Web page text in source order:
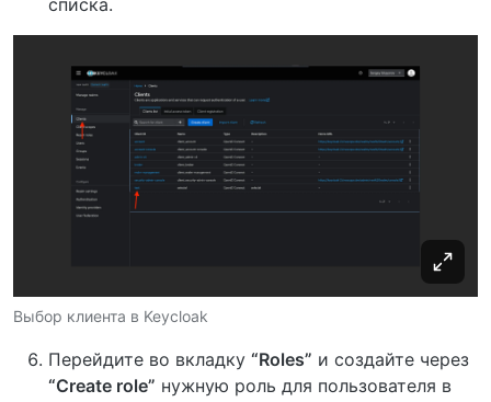
списка.
Выбор клиента в Keycloak
Перейдите во вкладку “Roles” и создайте через
“Create role” нужную роль для пользователя в